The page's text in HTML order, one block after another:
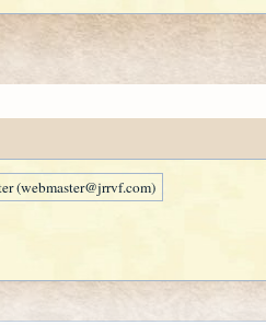
(webmaster@jrrvf.com)